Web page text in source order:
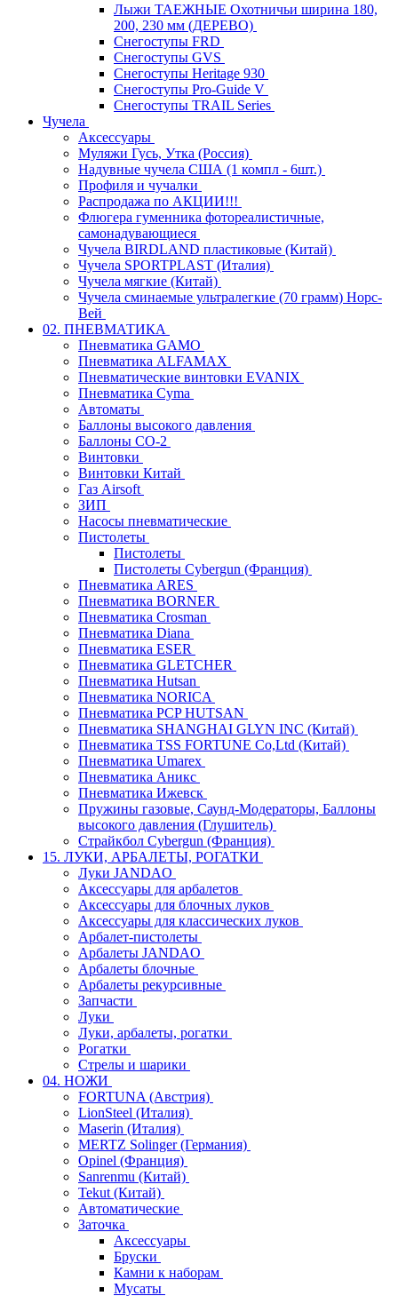
Лыжи ТАЕЖНЫЕ Охотничьи ширина 180,
200, 230 мм (ДЕРЕВО)
Снегоступы FRD
Снегоступы GVS
Снегоступы Heritage 930
Снегоступы Pro-Guide V
Снегоступы TRAIL Series
Чучела
Аксессуары
Муляжи Гусь, Утка (Россия)
Надувные чучела США (1 компл - 6шт.)
Профиля и чучалки
Распродажа по АКЦИИ!!!
Флюгера гуменника фотореалистичные,
самонадувающиеся
Чучела BIRDLAND пластиковые (Китай)
Чучела SPORTPLAST (Италия)
Чучела мягкие (Китай)
Чучела сминаемые ультралегкие (70 грамм) Норс-
Вей
02. ПНЕВМАТИКА
Пневматика GAMO
Пневматика ALFAMAX
Пневматические винтовки EVANIX
Пневматика Cyma
Автоматы
Баллоны высокого давления
Баллоны СО-2
Винтовки
Винтовки Китай
Газ Airsoft
ЗИП
Насосы пневматические
Пистолеты
Пистолеты
Пистолеты Cybergun (Франция)
Пневматика ARES
Пневматика BORNER
Пневматика Crosman
Пневматика Diana
Пневматика ESER
Пневматика GLETCHER
Пневматика Hutsan
Пневматика NORICA
Пневматика PCP HUTSAN
Пневматика SHANGHAI GLYN INC (Китай)
Пневматика TSS FORTUNE Co,Ltd (Китай)
Пневматика Umarex
Пневматика Аникс
Пневматика Ижевск
Пружины газовые, Саунд-Модераторы, Баллоны
высокого давления (Глушитель)
Страйкбол Cybergun (Франция)
15. ЛУКИ, АРБАЛЕТЫ, РОГАТКИ
Луки JANDAO
Аксессуары для арбалетов
Аксессуары для блочных луков
Аксессуары для классических луков
Арбалет-пистолеты
Арбалеты JANDAO
Арбалеты блочные
Арбалеты рекурсивные
Запчасти
Луки
Луки, арбалеты, рогатки
Рогатки
Стрелы и шарики
04. НОЖИ
FORTUNA (Австрия)
LionSteel (Италия)
Maserin (Италия)
MERTZ Solinger (Германия)
Opinel (Франция)
Sanrenmu (Китай)
Tekut (Китай)
Автоматические
Заточка
Аксессуары
Бруски
Камни к наборам
Мусаты